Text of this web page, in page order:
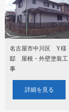
名古屋市中川区 Y様
邸 屋根・外壁塗装工
事
詳細を見る